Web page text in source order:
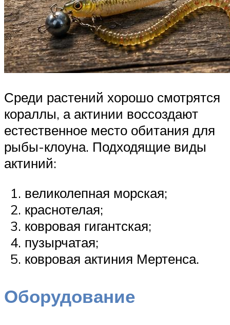
Среди растений хорошо смотрятся
кораллы, а актинии воссоздают
естественное место обитания для
рыбы-клоуна. Подходящие виды
актиний:
великолепная морская;
краснотелая;
ковровая гигантская;
пузырчатая;
ковровая актиния Мертенса.
Оборудование